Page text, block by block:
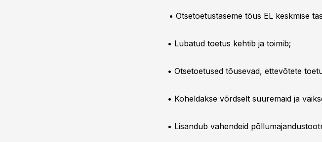
• Otsetoetustaseme tõus EL keskmise
• Lubatud toetus kehtib ja toimib;
• Otsetoetused tõusevad, ettevõtete
• Koheldakse võrdselt suuremaid ja
• Lisandub vahendeid